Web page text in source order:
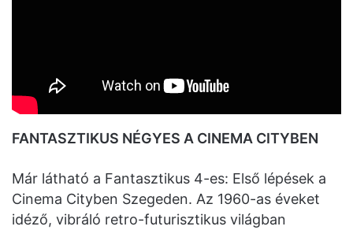
FANTASZTIKUS NÉGYES A CINEMA CITYBEN
Már látható a Fantasztikus 4-es: Első lépések a
Cinema Cityben Szegeden. Az 1960-as éveket
idéző, vibráló retro-futurisztikus világban